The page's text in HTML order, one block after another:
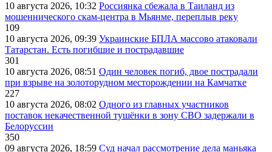
10 августа 2026, 10:32 Россиянка сбежала в Таиланд из
мошеннического скам-центра в Мьянме, переплыв реку
109
10 августа 2026, 09:39 Украинские БПЛА массово атаковали
Татарстан. Есть погибшие и пострадавшие
301
10 августа 2026, 08:51 Один человек погиб, двое пострадали
при взрыве на золоторудном месторождении на Камчатке
227
10 августа 2026, 08:02 Одного из главных участников
поставок некачественной тушёнки в зону СВО задержали в
Белоруссии
350
09 августа 2026, 18:59 Суд начал рассмотрение дела маньяка